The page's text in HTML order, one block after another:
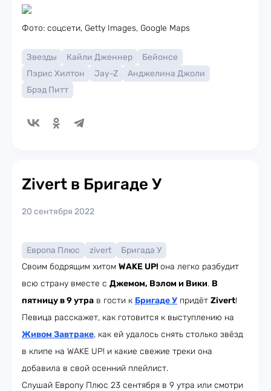
Фото: соцсети, Getty Images, Google Maps
Звезды Кайли Дженнер
Бейонсе
Пэрис Хилтон
Jay-Z
Анджелина Джоли
Брэд Питт
Zivert в Бригаде У
20 сентября 2022
Европа Плюс zivert
Бригада У
Своим бодрящим хитом WAKE UP! она легко разбудит
всю страну вместе с Джемом, Вэлом и Вики. В
пятницу в 9 утра в гости к Бригаде У придёт Zivert!
Певица расскажет, как готовится к выступлению на
Живом Завтраке, как ей удалось снять столько звёзд
в клипе на WAKE UP! и какие свежие треки она
добавила в свой осенний плейлист.
Слушай Европу Плюс 23 сентября в 9 утра или смотри